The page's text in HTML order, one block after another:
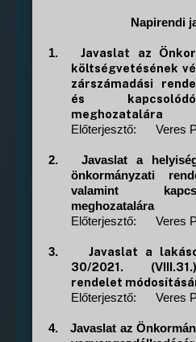
Napirendi
1.
Javaslat az
költségvetésének
zárszámadási
és
meghozatalára
Előterjesztő: Veres
2.
Javaslat a
önkormányzati
valamint
meghozatalára
Előterjesztő:
Veres
3.
Javaslat a
30/2021.
rendelet
Előterjesztő: Veres
4.
Javaslat az